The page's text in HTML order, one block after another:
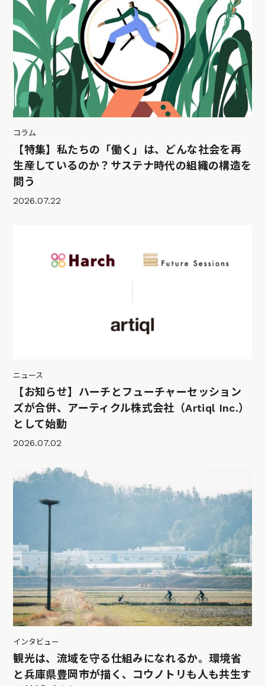
コラム
【特集】私たちの「働く」は、どんな社会を再
生産しているのか？サステナ時代の組織の構造を
問う
2026.07.22
ニュース
【お知らせ】ハーチとフューチャーセッション
ズが合併、アーティクル株式会社（Artiql Inc.）
として始動
2026.07.02
インタビュー
観光は、流域を守る仕組みになれるか。環境省
と兵庫県豊岡市が描く、コウノトリも人も共生す